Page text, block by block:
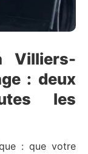
Villiers-
: deux
les
: que votre